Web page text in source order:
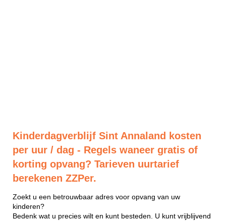
Kinderdagverblijf Sint Annaland kosten
per uur / dag - Regels waneer gratis of
korting opvang? Tarieven uurtarief
berekenen ZZPer.
Zoekt u een betrouwbaar adres voor opvang van uw
kinderen?
Bedenk wat u precies wilt en kunt besteden. U kunt vrijblijvend